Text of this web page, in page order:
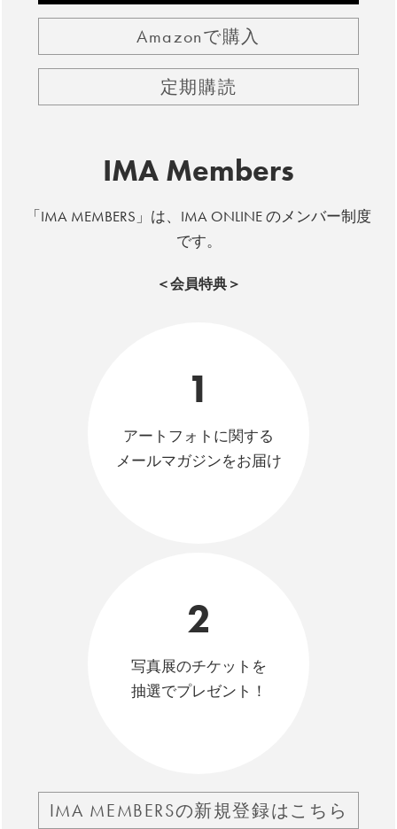
Amazonで購入
定期購読
IMA Members
「IMA MEMBERS」は、IMA ONLINE のメンバー制度
です。
＜会員特典＞
1
アートフォトに関する
メールマガジンをお届け
2
写真展のチケットを
抽選でプレゼント！
IMA MEMBERSの新規登録はこちら